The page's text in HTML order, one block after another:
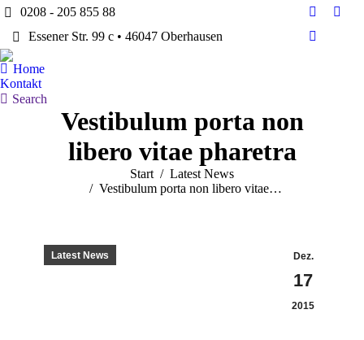
0208 - 205 855 88
Essener Str. 99 c • 46047 Oberhausen
Facebook
page
Dribbble
Home
Kontakt
Search:
Search
Vestibulum porta non
libero vitae pharetra
Sie befinden sich hier:
Start
Latest News
Vestibulum porta non libero vitae…
Dez.
17
2015
Latest News